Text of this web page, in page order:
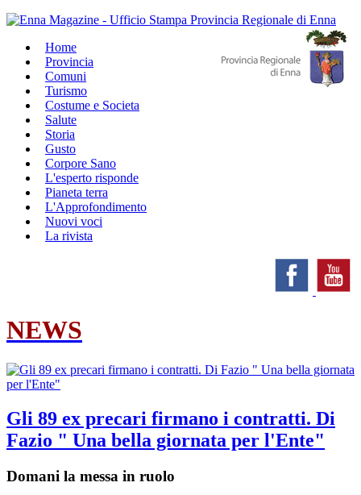
Home
Provincia
Comuni
Turismo
Costume e Societa
Salute
Storia
Gusto
Corpore Sano
L'esperto risponde
Pianeta terra
L'Approfondimento
Nuovi voci
La rivista
NEWS
Gli 89 ex precari firmano i contratti. Di
Fazio " Una bella giornata per l'Ente"
Domani la messa in ruolo